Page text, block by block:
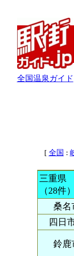
全国温泉ガイド
[ 全国 :
三重県
（28件）
桑名
四日
鈴鹿